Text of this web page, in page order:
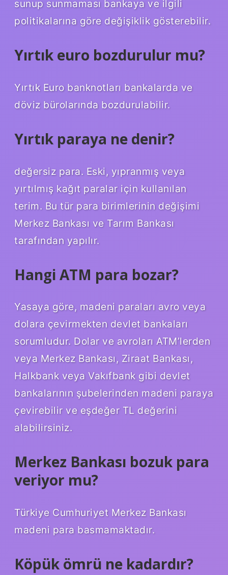
sunup sunmaması bankaya ve ilgili
politikalarına göre değişiklik gösterebilir.
Yırtık euro bozdurulur mu?
Yırtık Euro banknotları bankalarda ve
döviz bürolarında bozdurulabilir.
Yırtık paraya ne denir?
değersiz para. Eski, yıpranmış veya
yırtılmış kağıt paralar için kullanılan
terim. Bu tür para birimlerinin değişimi
Merkez Bankası ve Tarım Bankası
tarafından yapılır.
Hangi ATM para bozar?
Yasaya göre, madeni paraları avro veya
dolara çevirmekten devlet bankaları
sorumludur. Dolar ve avroları ATM’lerden
veya Merkez Bankası, Ziraat Bankası,
Halkbank veya Vakıfbank gibi devlet
bankalarının şubelerinden madeni paraya
çevirebilir ve eşdeğer TL değerini
alabilirsiniz.
Merkez Bankası bozuk para
veriyor mu?
Türkiye Cumhuriyet Merkez Bankası
madeni para basmamaktadır.
Köpük ömrü ne kadardır?